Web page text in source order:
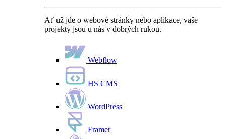
Ať už jde o webové stránky nebo aplikace, vaše
projekty jsou u nás v dobrých rukou.
Webflow
HS CMS
WordPress
Framer